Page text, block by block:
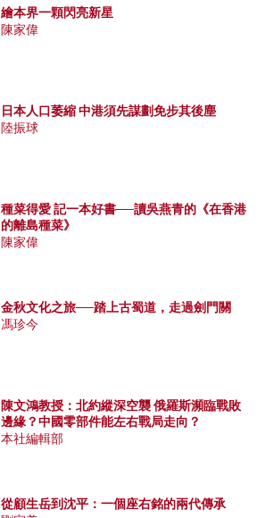
繪本界一顆閃亮新星
陳家偉
日本人口萎縮 中港須先謀劃免步其後塵
陸振球
種菜得愛 記一本好書──讀吳燕青的《在香港
的離島種菜》
陳家偉
金秋文化之旅──踏上古蜀道，走過劍門關
馮珍今
陳文鴻教授：北約縱深空襲 俄羅斯瀕臨戰敗
邊緣？中國零部件能左右戰局走向？
本社編輯部
從顧生岳到沈平：一個座右銘的兩代傳承